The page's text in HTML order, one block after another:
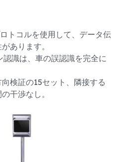
トコルを使用して、データ伝
あります。
識は、車の誤認識を完全に
検証の15セット、隣接する
干渉なし。